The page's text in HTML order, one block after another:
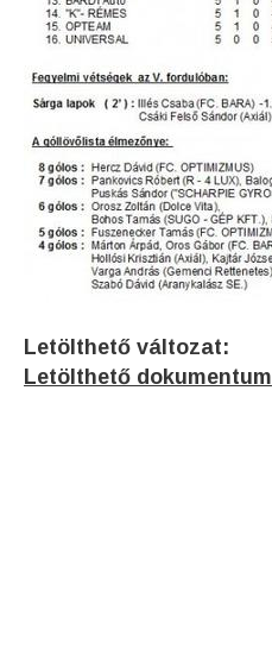
Letölthető változat:
Letölthető dokumentum